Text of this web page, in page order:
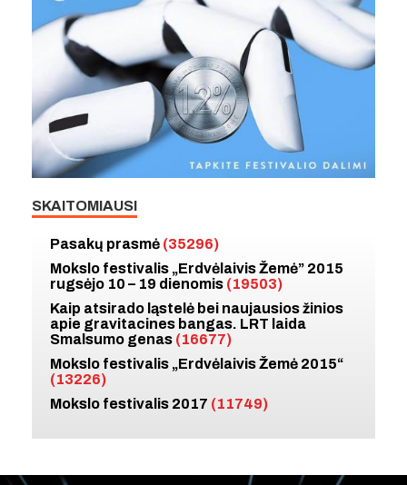
SKAITOMIAUSI
Pasakų prasmė (35296)
Mokslo festivalis „Erdvėlaivis Žemė” 2015
rugsėjo 10 – 19 dienomis (19503)
Kaip atsirado ląstelė bei naujausios žinios
apie gravitacines bangas. LRT laida
Smalsumo genas (16677)
Mokslo festivalis „Erdvėlaivis Žemė 2015“
(13226)
Mokslo festivalis 2017 (11749)